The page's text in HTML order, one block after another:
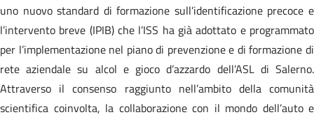
uno nuovo standard di formazione sull’identificazione precoce e
l’intervento breve (IPIB) che l’ISS ha già adottato e programmato
per l’implementazione nel piano di prevenzione e di formazione di
rete aziendale su alcol e gioco d’azzardo dell’ASL di Salerno.
Attraverso il consenso raggiunto nell’ambito della comunità
scientifica coinvolta, la collaborazione con il mondo dell’auto e